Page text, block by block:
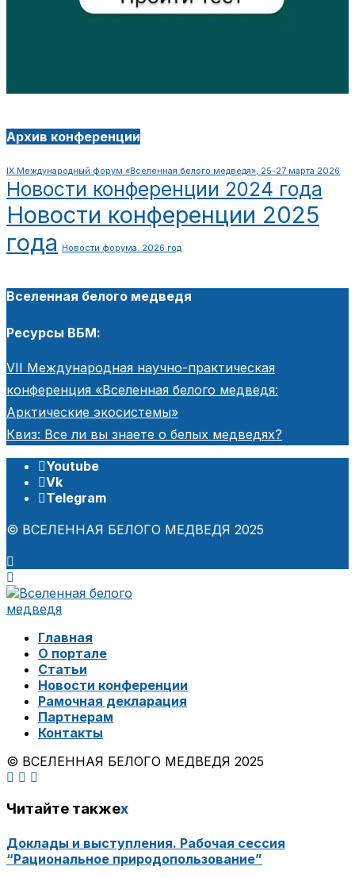
Архив конференции
IX Международный форум «Вселенная белого медведя», 25-27 марта 2026
Новости конференции 2024 года
Новости конференции 2025
года
Новости форума. 2026 год
Вселенная белого медведя
Ресурсы ВБМ:
VII Международная научно-практическая
конференция «Вселенная белого медведя:
Арктические экосистемы»
Квиз: Все ли вы знаете о белых медведях?
Youtube
Vk
Telegram
© ВСЕЛЕННАЯ БЕЛОГО МЕДВЕДЯ 2025
Главная
О портале
Статьи
Новости конференции
Рамочная декларация
Партнерам
Контакты
© ВСЕЛЕННАЯ БЕЛОГО МЕДВЕДЯ 2025
Читайте такжеx
Доклады и выступления. Рабочая сессия
“Рациональное природопользование”